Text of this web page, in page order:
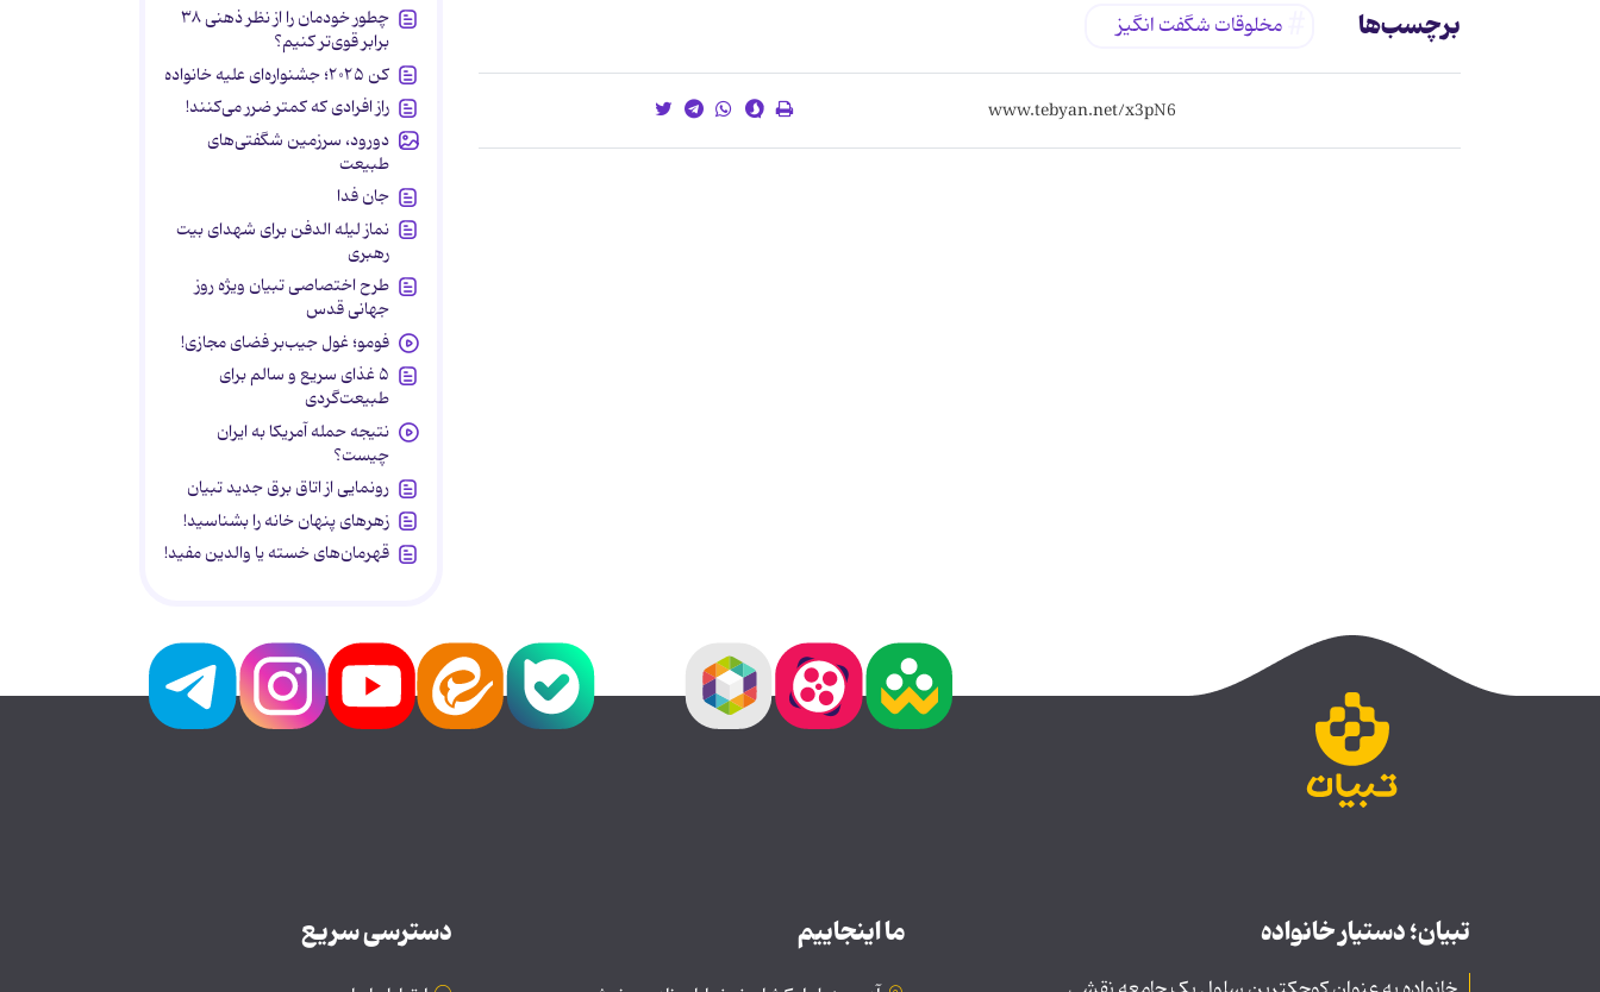
برچسب‌ها مخلوقات شگفت انگیز
چطور خودمان را از نظر ذهنی ۳۸
برابر قوی‌تر کنیم؟
کن ۲۰۲۵؛ جشنواره‌ای علیه خانواده
راز افرادی که کمتر ضرر می‌کنند!
دورود، سرزمین شگفتی‌های
طبیعت
جان فدا
نماز لیله الدفن برای شهدای بیت
رهبری
طرح اختصاصی تبیان ویژه روز
جهانی قدس
فومو؛ غول جیب‌بر فضای مجازی!
۵ غذای سریع و سالم برای
طبیعت‌گردی
نتیجه حمله آمریکا به ایران
چیست؟
رونمایی از اتاق برق جدید تبیان
زهرهای پنهان خانه را بشناسید!
قهرمان‌های خسته یا والدین مفید!
تبیان؛ دستیار خانواده ما اینجاییم دسترسی سریع